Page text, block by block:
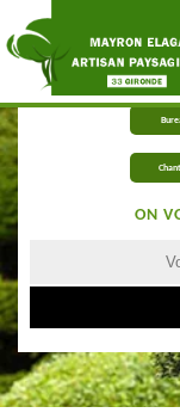
ON